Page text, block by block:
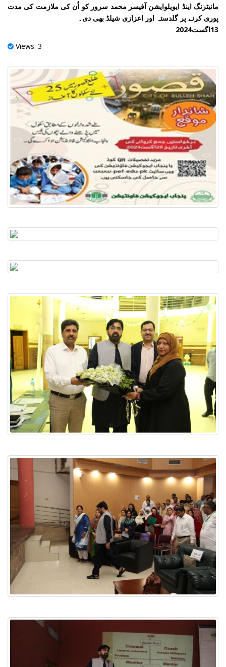
مانیٹرنگ اینڈ ایویلوایشن آفیسر محمد سرور کو اُن کی ملازمت کی مدت
پوری کرنے پر گلدستہ اور اعزازی شیلڈ بھی دی۔
13اگست2024
Views: 3